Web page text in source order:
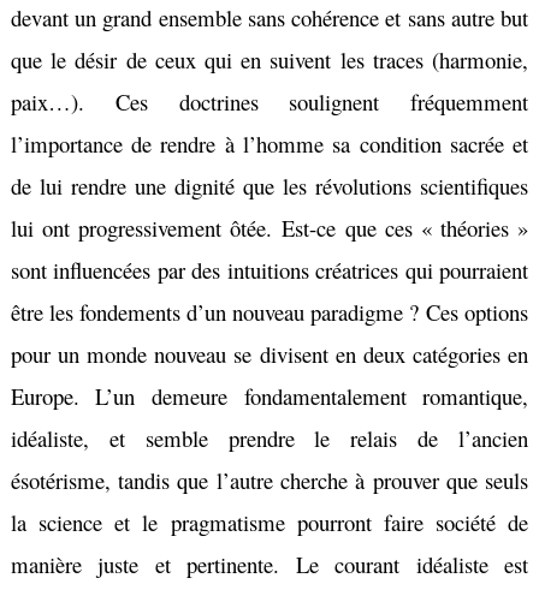
devant un grand ensemble sans cohérence et sans autre but
que le désir de ceux qui en suivent les traces (harmonie,
paix…). Ces doctrines soulignent fréquemment
l’importance de rendre à l’homme sa condition sacrée et
de lui rendre une dignité que les révolutions scientifiques
lui ont progressivement ôtée.Est-ce que ces « théories »
sont influencées par des intuitions créatrices qui pourraient
être les fondements d’un nouveau paradigme ?Ces options
pour un monde nouveau se divisent en deux catégories en
Europe. L’un demeure fondamentalement romantique,
idéaliste, et semble prendre le relais de l’ancien
ésotérisme, tandis que l’autre cherche à prouver que seuls
la science et le pragmatisme pourront faire société de
manière juste et pertinente. Le courant idéaliste est